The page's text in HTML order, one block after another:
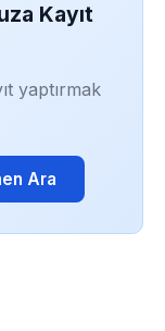
Kayıt
yaptırmak
Ara